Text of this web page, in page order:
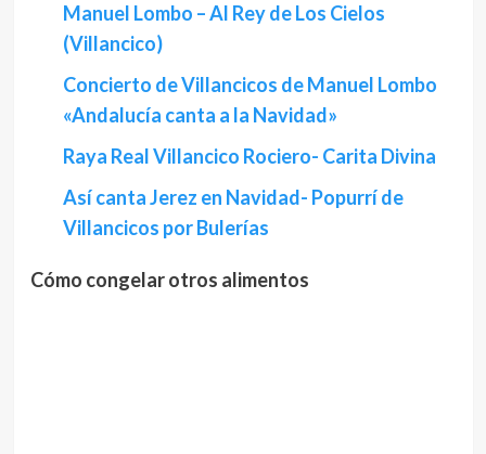
Manuel Lombo – Al Rey de Los Cielos
(Villancico)
Concierto de Villancicos de Manuel Lombo
«Andalucía canta a la Navidad»
Raya Real Villancico Rociero- Carita Divina
Así canta Jerez en Navidad- Popurrí de
Villancicos por Bulerías
Cómo congelar otros alimentos